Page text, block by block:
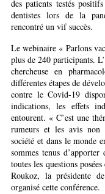
des patients testés
dentistes lors de la
rencontré un vif succès.
Le webinaire « Parlons
plus de 240 participants.
chercheuse en
différentes étapes de
contre le Covid-19
indications, les effets
entourent. « C’est une
rumeurs et les avis non
société et dans le monde
sommes tenus
toutes les questions
Roukoz, la présidente
organisé cette conférence.